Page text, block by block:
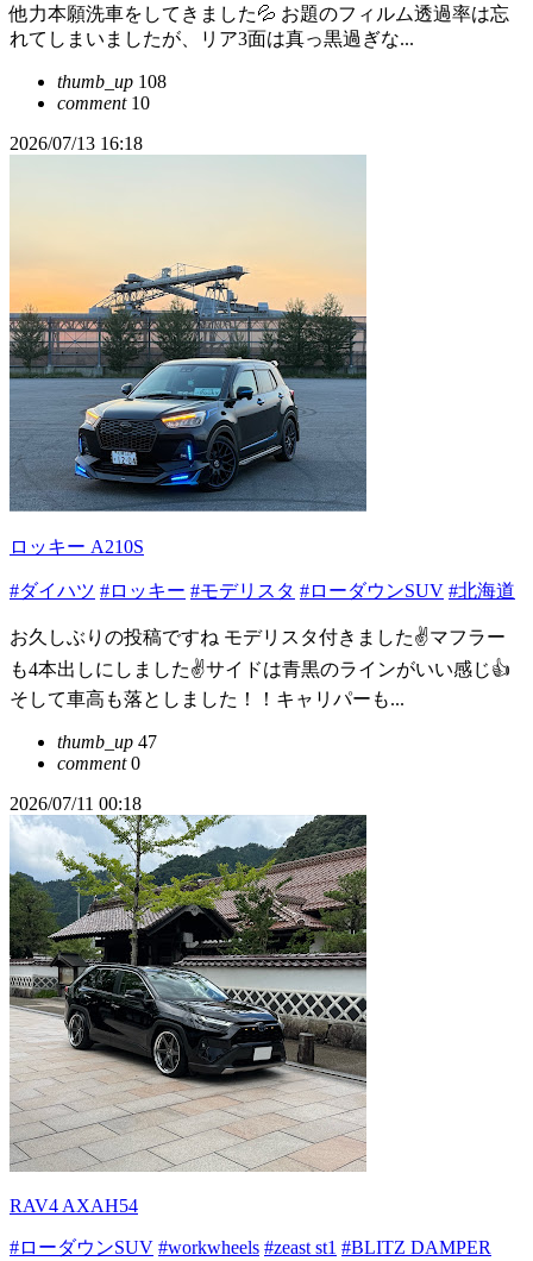
他力本願洗車をしてきました💦 お題のフィルム透過率は忘
れてしまいましたが、リア3面は真っ黒過ぎな...
thumb_up 108
comment10
2026/07/13 16:18
ロッキー A210S
#ダイハツ #ロッキー #モデリスタ #ローダウンSUV #北海道
お久しぶりの投稿ですね モデリスタ付きました✌️マフラー
も4本出しにしました✌️サイドは青黒のラインがいい感じ👍
そして車高も落としました！！キャリパーも...
thumb_up 47
comment0
2026/07/11 00:18
RAV4 AXAH54
#ローダウンSUV #workwheels #zeast st1 #BLITZ DAMPER